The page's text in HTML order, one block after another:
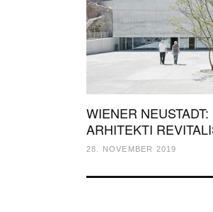
WIENER
ARHITEKTI
28. NOVEMBER 2019